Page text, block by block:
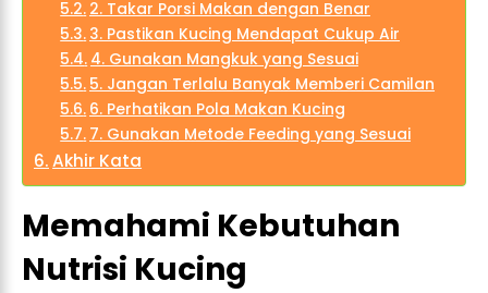
2. Takar Porsi Makan dengan Benar
3. Pastikan Kucing Mendapat Cukup Air
4. Gunakan Mangkuk yang Sesuai
5. Jangan Terlalu Banyak Memberi Camilan
6. Perhatikan Pola Makan Kucing
7. Gunakan Metode Feeding yang Sesuai
Akhir Kata
Memahami Kebutuhan
Nutrisi Kucing